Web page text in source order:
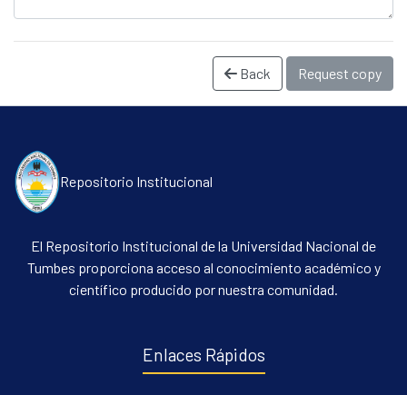
Communities & Collections
All of DSpace
Statistics
Contacto
Back Request copy
Repositorio Institucional
El Repositorio Institucional de la Universidad Nacional de
Tumbes proporciona acceso al conocimiento académico y
científico producido por nuestra comunidad.
Enlaces Rápidos